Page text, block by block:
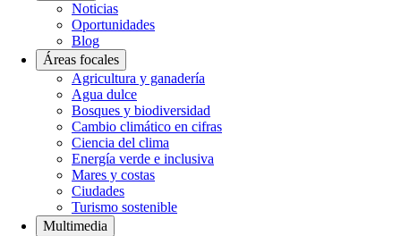
Noticias
Oportunidades
Blog
Áreas focales
Agricultura y ganadería
Agua dulce
Bosques y biodiversidad
Cambio climático en cifras
Ciencia del clima
Energía verde e inclusiva
Mares y costas
Ciudades
Turismo sostenible
Multimedia